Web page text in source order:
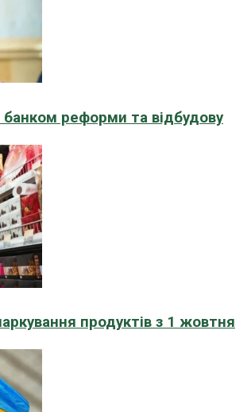
банком реформи та відбудову
продуктів з 1 жовтня